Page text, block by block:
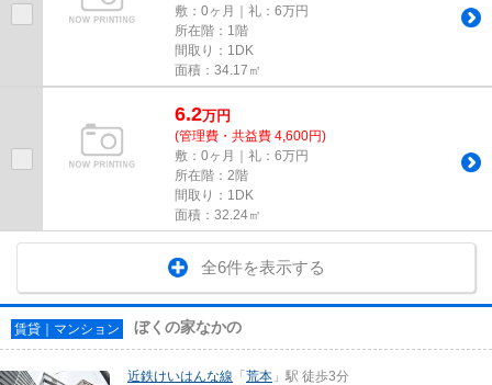
敷：0ヶ月｜礼：6万円
所在階：1階
間取り：1DK
面積：34.17㎡
6.2万円
(管理費・共益費 4,600円)
敷：0ヶ月｜礼：6万円
所在階：2階
間取り：1DK
面積：32.24㎡
全6件を表示する
賃貸｜マンション ぼくの家なかの
近鉄けいはんな線 「荒本 」駅 徒歩3分